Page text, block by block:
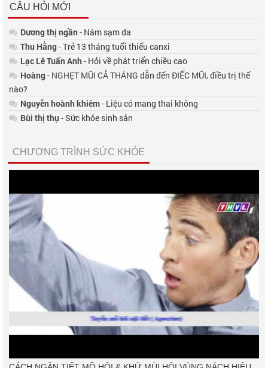
CÂU HỎI MỚI
Dương thị ngần- Nám sạm da
Thu Hằng- Trẻ 13 tháng tuổi thiếu canxi
Lạc Lê Tuấn Anh- Hỏi về phát triển chiều cao
Hoàng- NGHẸT MŨI CẢ THÁNG dẫn đến ĐIẾC MŨI, điều trị thế
nào?
Nguyễn hoành khiêm- Liệu có mang thai không
Bùi thị thụ- Sức khỏe sinh sản
CHƯƠNG TRÌNH SỨC KHỎE